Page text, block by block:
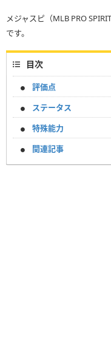
メジャスピ（MLB PRO
です。
目次
評価点
ステータス
特殊能力
関連記事